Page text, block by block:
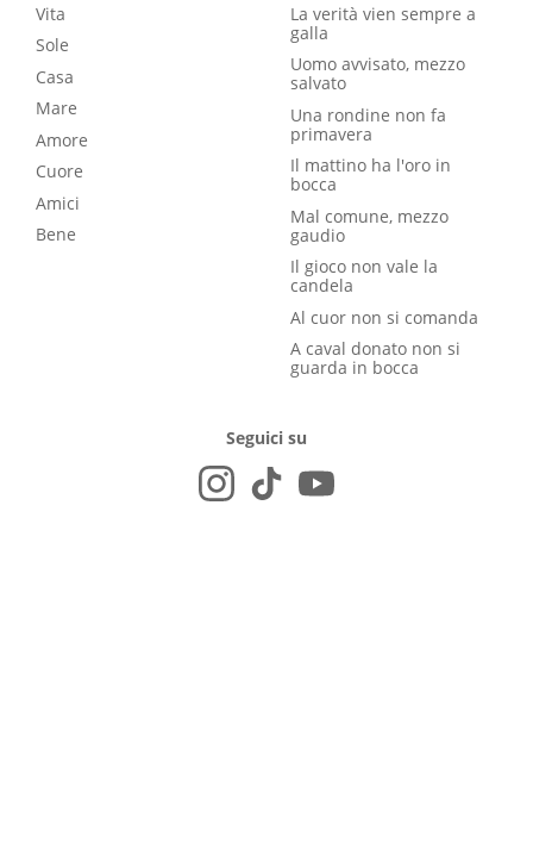
Vita
Sole
Casa
Mare
Amore
Cuore
Amici
Bene
La verità vien sempre a
galla
Uomo avvisato, mezzo
salvato
Una rondine non fa
primavera
Il mattino ha l'oro in
bocca
Mal comune, mezzo
gaudio
Il gioco non vale la
candela
Al cuor non si comanda
A caval donato non si
guarda in bocca
Seguici su